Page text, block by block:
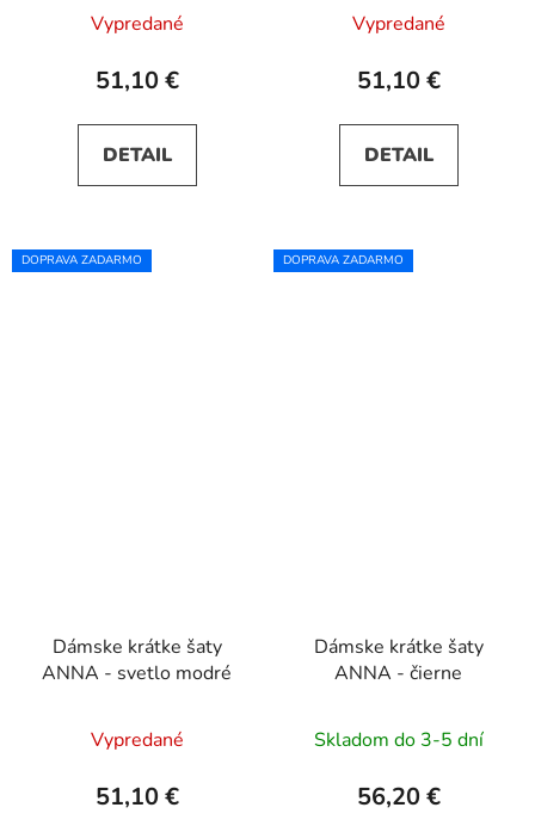
Vypredané
51,10 €
DETAIL
Vypredané
51,10 €
DETAIL
DOPRAVA ZADARMO
Dámske krátke šaty
ANNA - svetlo modré
Vypredané
51,10 €
DOPRAVA ZADARMO
Dámske krátke šaty
ANNA - čierne
Skladom do 3-5 dní
56,20 €